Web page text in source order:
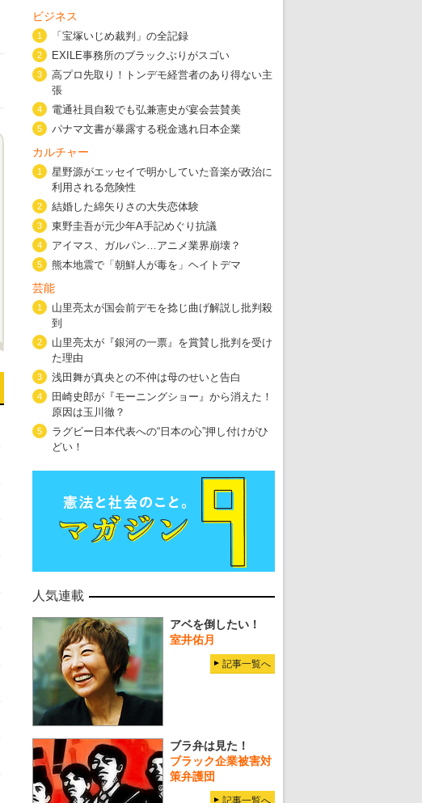
特集2 東京五輪強行開催特別企画 大ウソだら
・ 五輪入場行進にすぎやまこういちの曲、杉田水脈の
・ 大ウソだらけの東京五輪！ 安倍・菅・森はどんな嘘を
・ 五輪サッカー・久保建英が南アの陽性者に「僕らに損ではない
五輪関係者が入国当日、築地を散歩！
ビジネス
1 「宝塚いじめ裁判」の全記録
2 EXILE事務所のブラックぶりがスゴい
3
高プロ先取り！トンデモ経営者のあり得ない主
張
4 電通社員自殺でも弘兼憲史が宴会芸賛美
5 パナマ文書が暴露する税金逃れ日本企業
カルチャー
1
星野源がエッセイで明かしていた音楽が政治に
利用される危険性
2 結婚した綿矢りさの大失恋体験
3 東野圭吾が元少年A手記めぐり抗議
4 アイマス、ガルパン…アニメ業界崩壊？
5 熊本地震で「朝鮮人が毒を」ヘイトデマ
芸能
1
山里亮太が国会前デモを捻じ曲げ解説し批判殺
到
2
山里亮太が『銀河の一票』を賞賛し批判を受け
た理由
3 浅田舞が真央との不仲は母のせいと告白
4
田崎史郎が『モーニングショー』から消えた！
原因は玉川徹？
5
ラグビー日本代表への“日本の心”押し付けがひ
どい！
人気連載
アベを倒したい！
室井佑月
記事一覧へ
ブラ弁は見た！
ブラック企業被害対
策弁護団
記事一覧へ